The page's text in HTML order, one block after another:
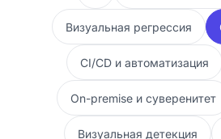
Визуальная регрессия
CI/CD и автоматизация
On-premise и суверенитет
Визуальная детекция